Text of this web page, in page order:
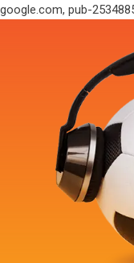
google.com, pub-